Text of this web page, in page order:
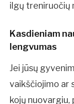
ilgų treniruočių
Kasdieniam
lengvumas
Jei jūsų
vaikščiojimo ar
kojų nuovargiu,